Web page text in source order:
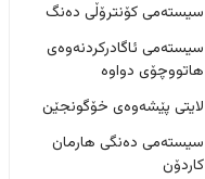
سیستەمی کۆنترۆڵی دەنگ
سیستەمی ئاگادرکردنەوەی
هاتووچۆی دواوە
لایتی پێشەوەی خۆگونجێن
سیستەمی دەنگی هارمان
کاردۆن